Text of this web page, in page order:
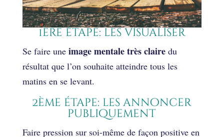
1ère étape: les visualiser
Se faire une image mentale très clairedu
résultat que l’on souhaite atteindre tous les
matins en se levant.
2ème étape: les annoncer
publiquement
Faire pression sur soi-même de façon positive en